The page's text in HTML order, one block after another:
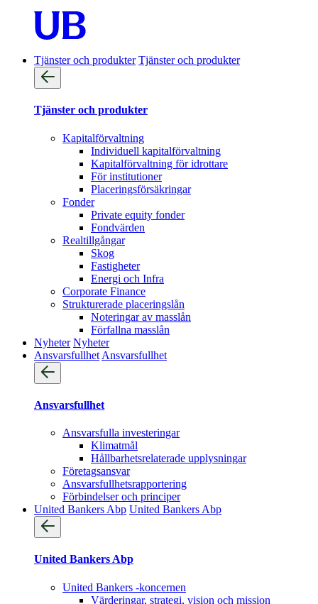
Tjänster och produkter Tjänster och produkter
Tjänster och produkter
Kapitalförvaltning
Individuell kapitalförvaltning
Kapitalförvaltning för idrottare
För institutioner
Placeringsförsäkringar
Fonder
Private equity fonder
Fondvärden
Realtillgångar
Skog
Fastigheter
Energi och Infra
Corporate Finance
Strukturerade placeringslån
Noteringar av masslån
Förfallna masslån
Nyheter Nyheter
Ansvarsfullhet Ansvarsfullhet
Ansvarsfullhet
Ansvarsfulla investeringar
Klimatmål
Hållbarhetsrelaterade upplysningar
Företagsansvar
Ansvarsfullhets­rapportering
Förbindelser och principer
United Bankers Abp United Bankers Abp
United Bankers Abp
United Bankers -koncernen
Värderingar, strategi, vision och mission